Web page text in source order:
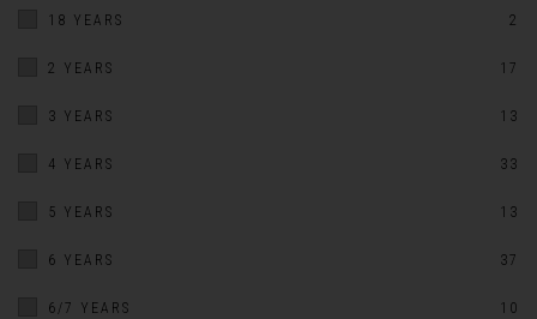
18 YEARS 2
2 YEARS 17
3 YEARS 13
4 YEARS 33
5 YEARS 13
6 YEARS 37
6/7 YEARS 10